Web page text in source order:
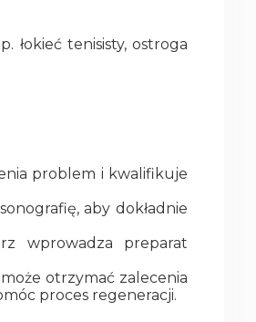
łokieć tenisisty, ostroga
problem i kwalifikuje
aby dokładnie
wprowadza preparat
otrzymać zalecenia
proces regeneracji.